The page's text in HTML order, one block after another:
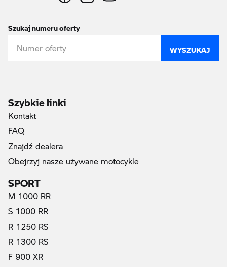
Szukaj numeru oferty
WYSZUKAJ
Szybkie linki
Kontakt
FAQ
Znajdź dealera
Obejrzyj nasze używane motocykle
SPORT
M 1000 RR
S 1000 RR
R 1250 RS
R 1300 RS
F 900 XR